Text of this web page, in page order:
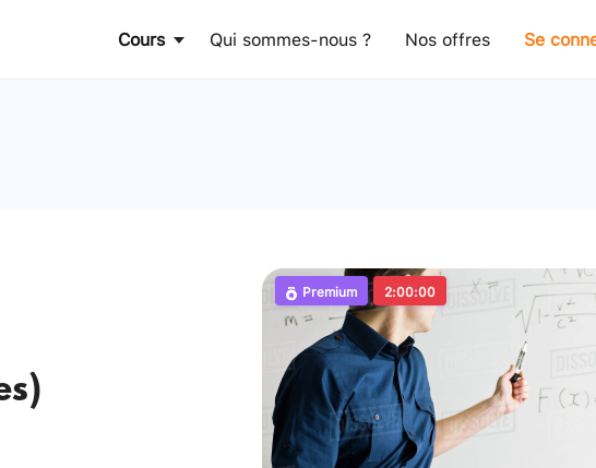
Cours Qui sommes-nous ? Nos offres Se
Premium 2:00:00